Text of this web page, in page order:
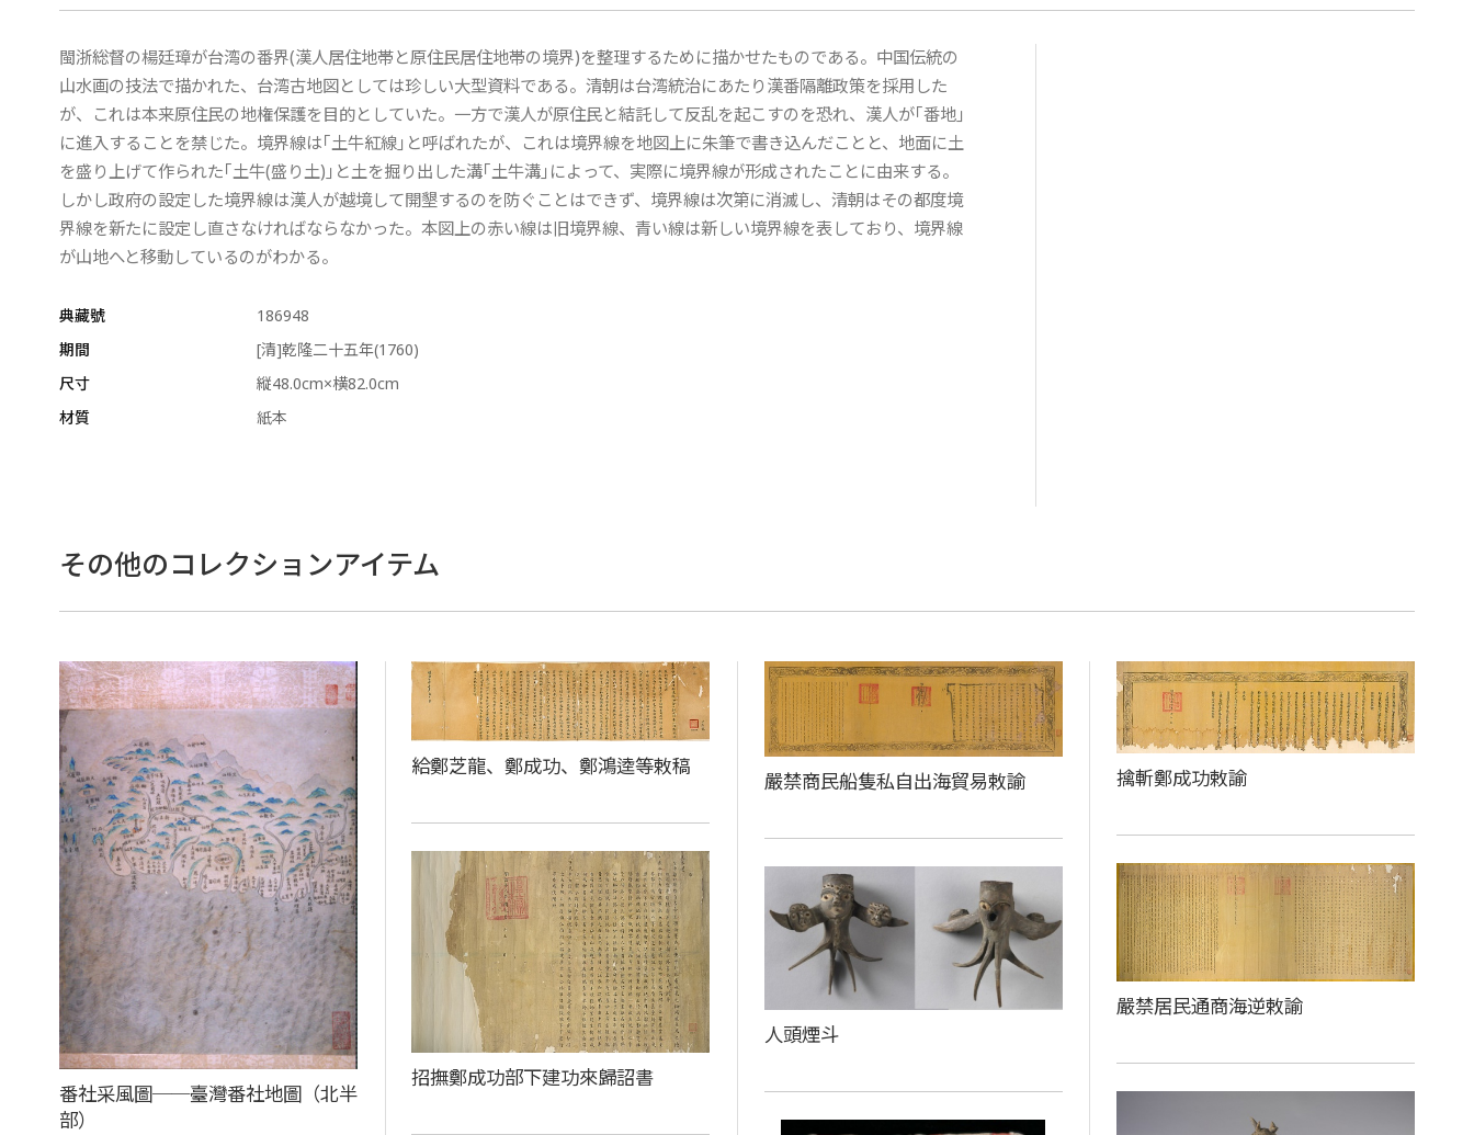
閩浙総督の楊廷璋が台湾の番界(漢人居住地帯と原住民居住地帯の境界)を整理するために描かせたものである。中国伝統の
山水画の技法で描かれた、台湾古地図としては珍しい大型資料である。清朝は台湾統治にあたり漢番隔離政策を採用した
が、これは本来原住民の地権保護を目的としていた。一方で漢人が原住民と結託して反乱を起こすのを恐れ、漢人が｢番地｣
に進入することを禁じた。境界線は｢土牛紅線｣と呼ばれたが、これは境界線を地図上に朱筆で書き込んだことと、地面に土
を盛り上げて作られた｢土牛(盛り土)｣と土を掘り出した溝｢土牛溝｣によって、実際に境界線が形成されたことに由来する。
しかし政府の設定した境界線は漢人が越境して開墾するのを防ぐことはできず、境界線は次第に消滅し、清朝はその都度境
界線を新たに設定し直さなければならなかった。本図上の赤い線は旧境界線、青い線は新しい境界線を表しており、境界線
が山地へと移動しているのがわかる。
典藏號
186948
期間
[清]乾隆二十五年(1760)
尺寸
縦48.0cm×横82.0cm
材質
紙本
その他のコレクションアイテム
番社采風圖──臺灣番社地圖（北半
部）
給鄭芝龍、鄭成功、鄭鴻逵等敕稿
嚴禁商民船隻私自出海貿易敕諭 擒斬鄭成功敕諭
招撫鄭成功部下建功來歸詔書
嚴禁居民通商海逆敕諭
人頭煙斗